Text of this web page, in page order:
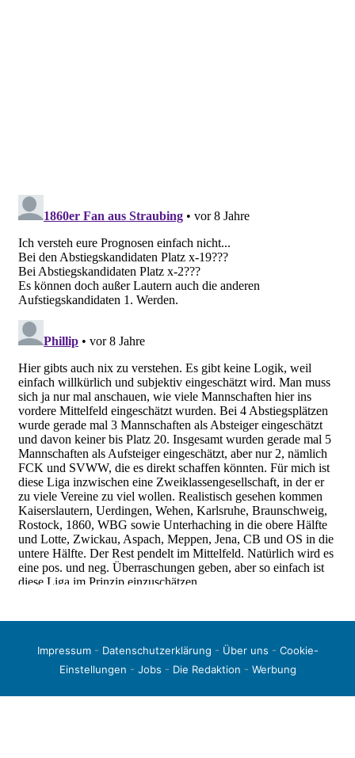
Impressum- Datenschutzerklärung - Über uns - Cookie-
Einstellungen - Jobs - Die Redaktion - Werbung